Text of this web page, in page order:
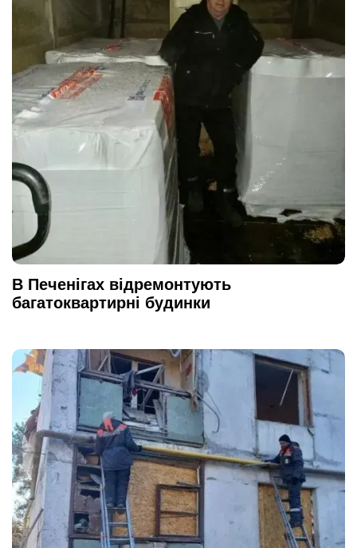
В Печенігах відремонтують
багатоквартирні будинки